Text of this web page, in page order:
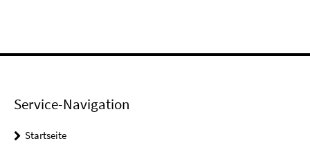
Service-Navigation
Startseite